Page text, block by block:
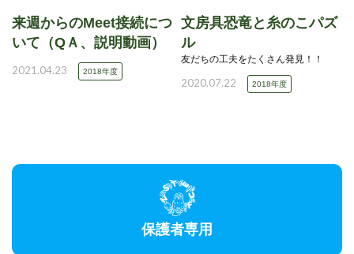
来週からのMeet接続につ
いて（QＡ、説明動画）
2021.04.23 2018年度
文房具恐竜と糸のこパズ
ル
友だちの工夫をたくさん発見！！
2020.07.22 2018年度
保護者専用